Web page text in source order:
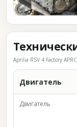
Aprilia RSV 4 Factory
Двигатель
Двигатель